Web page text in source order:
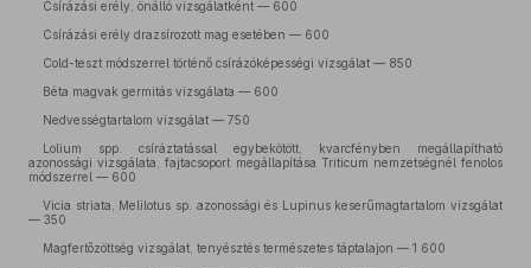
Csírázási erély, önálló vizsgálatként — 600
Csírázási erély drazsírozott mag esetében — 600
Cold-teszt módszerrel történő csírázóképességi vizsgálat — 850
Béta magvak germitás vizsgálata — 600
Nedvességtartalom vizsgálat — 750
Lolium spp. csíráztatással egybekötött, kvarcfényben megállapítható
azonossági vizsgálata, fajtacsoport megállapítása Triticum nemzetségnél fenolos
módszerrel — 600
Vicia striata, Melilotus sp. azonossági és Lupinus keserűmagtartalom vizsgálat
— 350
Magfertőzöttség vizsgálat, tenyésztés természetes táptalajon — 1 600